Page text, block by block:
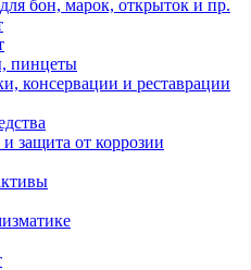
бон, марок, открыток и пр.
пинцеты
консервации и реставрации
защита от коррозии